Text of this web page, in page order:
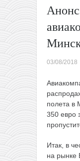
03/08/2018
полета в
350 евро
Итак, в
на рынке